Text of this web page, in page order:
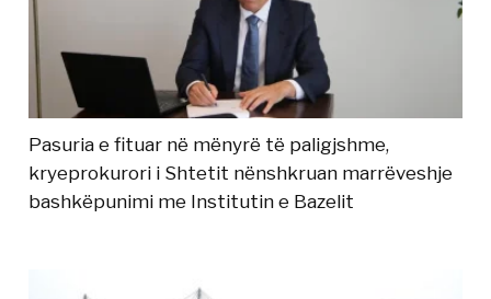
Pasuria e fituar në mënyrë të paligjshme,
kryeprokurori i Shtetit nënshkruan marrëveshje
bashkëpunimi me Institutin e Bazelit